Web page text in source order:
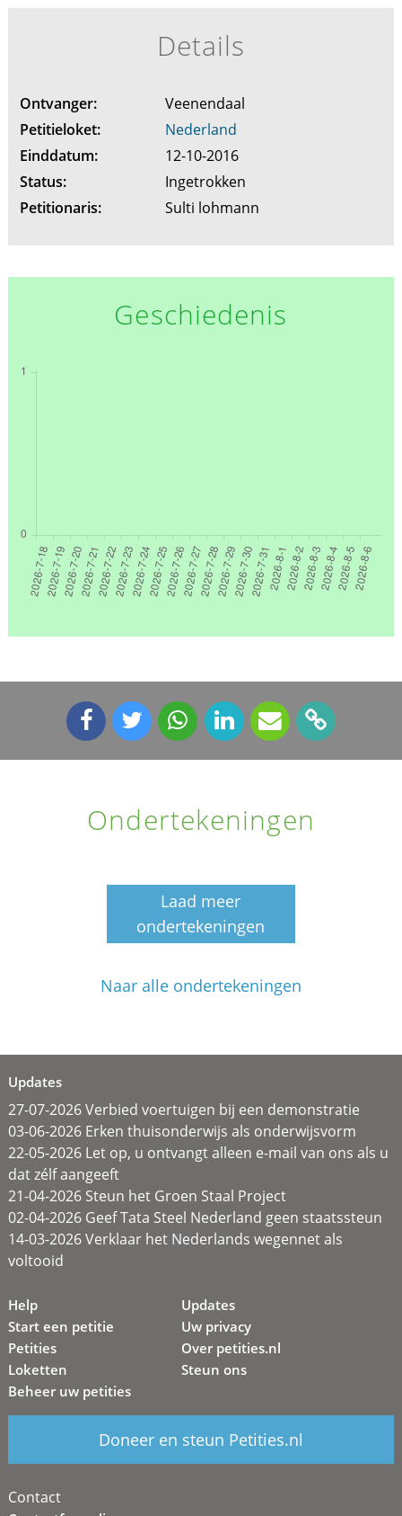
Details
Ontvanger:
Veenendaal
Petitieloket:
Nederland
Einddatum:
12-10-2016
Status:
Ingetrokken
Petitionaris:
Sulti lohmann
Geschiedenis
Ondertekeningen
Laad meer
ondertekeningen
Naar alle ondertekeningen
Updates
27-07-2026 Verbied voertuigen bij een demonstratie
03-06-2026 Erken thuisonderwijs als onderwijsvorm
22-05-2026 Let op, u ontvangt alleen e-mail van ons als u
dat zélf aangeeft
21-04-2026 Steun het Groen Staal Project
02-04-2026 Geef Tata Steel Nederland geen staatssteun
14-03-2026 Verklaar het Nederlands wegennet als
voltooid
Help
Start een petitie
Petities
Loketten
Beheer uw petities
Updates
Uw privacy
Over petities.nl
Steun ons
Doneer en steun Petities.nl
Contact